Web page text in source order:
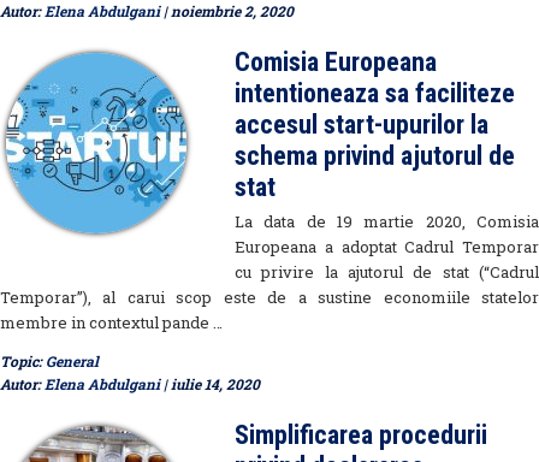
Autor:Elena Abdulgani| noiembrie 2, 2020
Comisia Europeana
intentioneaza sa faciliteze
accesul start-upurilor la
schema privind ajutorul de
stat
La data de 19 martie 2020, Comisia
Europeana a adoptat Cadrul Temporar
cu privire la ajutorul de stat (“Cadrul
Temporar”), al carui scop este de a sustine economiile statelor
membre in contextul pande …
Topic:General
Autor:Elena Abdulgani| iulie 14, 2020
Simplificarea procedurii